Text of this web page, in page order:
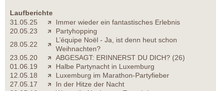
Laufberichte
31.05.25
Immer wieder ein fantastisches Erlebnis
20.05.23
Partyhopping
28.05.22
L’équipe Noël - Ja, ist denn heut schon
Weihnachten?
23.05.20
ABGESAGT: ERINNERST DU DICH? (26)
01.06.19
Halbe Partynacht in Luxemburg
12.05.18
Luxemburg im Marathon-Partyfieber
27.05.17
In der Hitze der Nacht